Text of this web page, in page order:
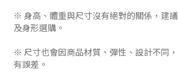
※ 身高、體重與尺寸沒有絕對的關係，建
及身形選購。
※ 尺寸也會因商品材質、彈性、設計不同
有誤差。